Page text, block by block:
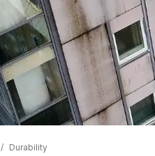
/ Durability